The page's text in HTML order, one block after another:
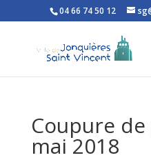
Ouvrir la barre d’outils
04 66 74 50 12
Coupure
mai 2018